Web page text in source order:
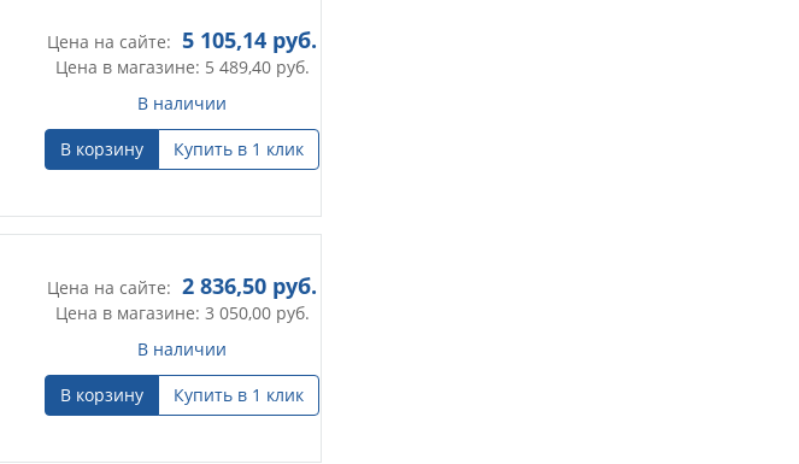
Цена на сайте: 5 105,14 руб.
Цена в магазине: 5 489,40руб.
В наличии
В корзину
Купить в 1 клик
Цена на сайте: 2 836,50 руб.
Цена в магазине: 3 050,00руб.
В наличии
В корзину
Купить в 1 клик